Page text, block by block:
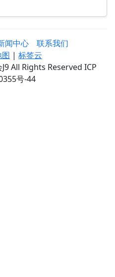
闻中心
联系我们
| 标签云
All Rights Reserved ICP
号-44